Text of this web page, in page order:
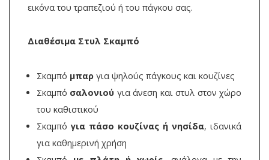
εικόνα του τραπεζιού ή του πάγκου σας.
Διαθέσιμα Στυλ Σκαμπό
Σκαμπό μπαρ για ψηλούς πάγκους και κουζίνες
Σκαμπό σαλονιού για άνεση και στυλ στον χώρο
του καθιστικού
Σκαμπόγια πάσο κουζίνας ή νησίδα, ιδανικά
για καθημερινή χρήση